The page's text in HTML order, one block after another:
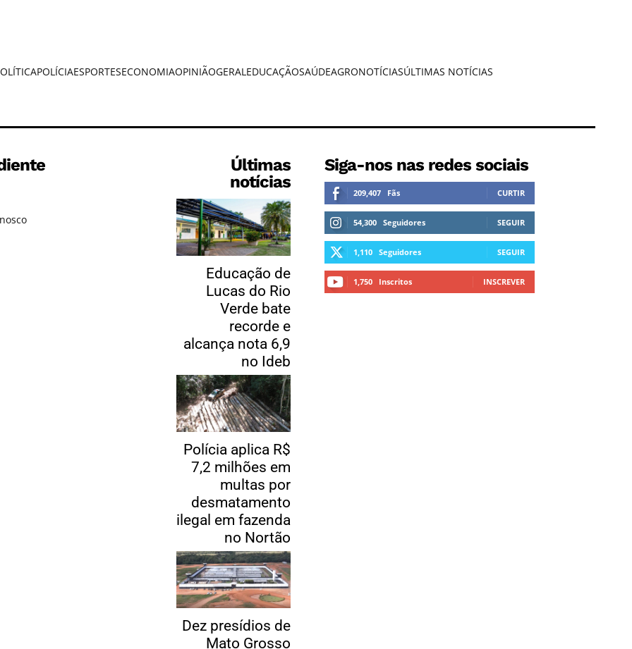
POLÍCIAESPORTESECONOMIAOPINIÃOGERALEDUCAÇÃOSAÚDEAGRONOTÍCIASÚLTIMAS NOTÍCIAS
Últimas
notícias
Educação de
Lucas do Rio
Verde bate
recorde e
alcança nota 6,9
no Ideb
Polícia aplica R$
7,2 milhões em
multas por
desmatamento
ilegal em fazenda
no Nortão
Dez presídios de
Mato Grosso
Siga-nos nas redes sociais
209,407 Fãs CURTIR
54,300 Seguidores SEGUIR
1,110 Seguidores SEGUIR
1,750 Inscritos INSCREVER